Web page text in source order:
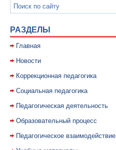
РАЗДЕЛЫ
Главная
Новости
Коррекционная педагогика
Социальная педагогика
Педагогическая деятельность
Образовательный процесс
Педагогическое взаимодействие